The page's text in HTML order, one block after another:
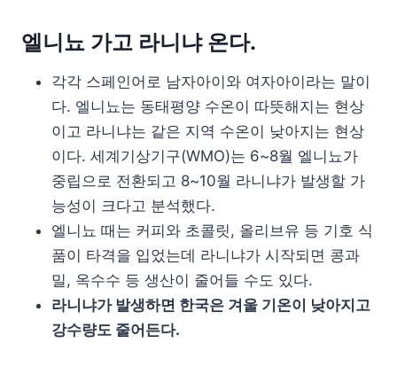
엘니뇨 가고 라니냐 온다.
각각 스페인어로 남자아이와 여자아이라는 말이
다. 엘니뇨는 동태평양 수온이 따뜻해지는 현상
이고 라니냐는 같은 지역 수온이 낮아지는 현상
이다. 세계기상기구(WMO)는 6~8월 엘니뇨가
중립으로 전환되고 8~10월 라니냐가 발생할 가
능성이 크다고 분석했다.
엘니뇨 때는 커피와 초콜릿, 올리브유 등 기호 식
품이 타격을 입었는데 라니냐가 시작되면 콩과
밀, 옥수수 등 생산이 줄어들 수도 있다.
라니냐가 발생하면 한국은 겨울 기온이 낮아지고
강수량도 줄어든다.